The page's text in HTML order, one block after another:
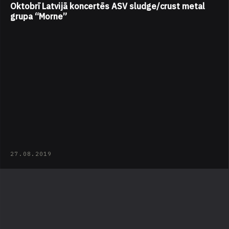
Oktobrī Latvijā koncertēs ASV sludge/crust metal
grupa “Morne”
27.08.2019